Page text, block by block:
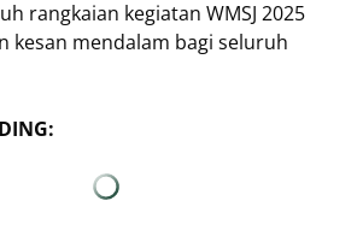
rangkaian kegiatan WMSJ 2025
kesan mendalam bagi seluruh